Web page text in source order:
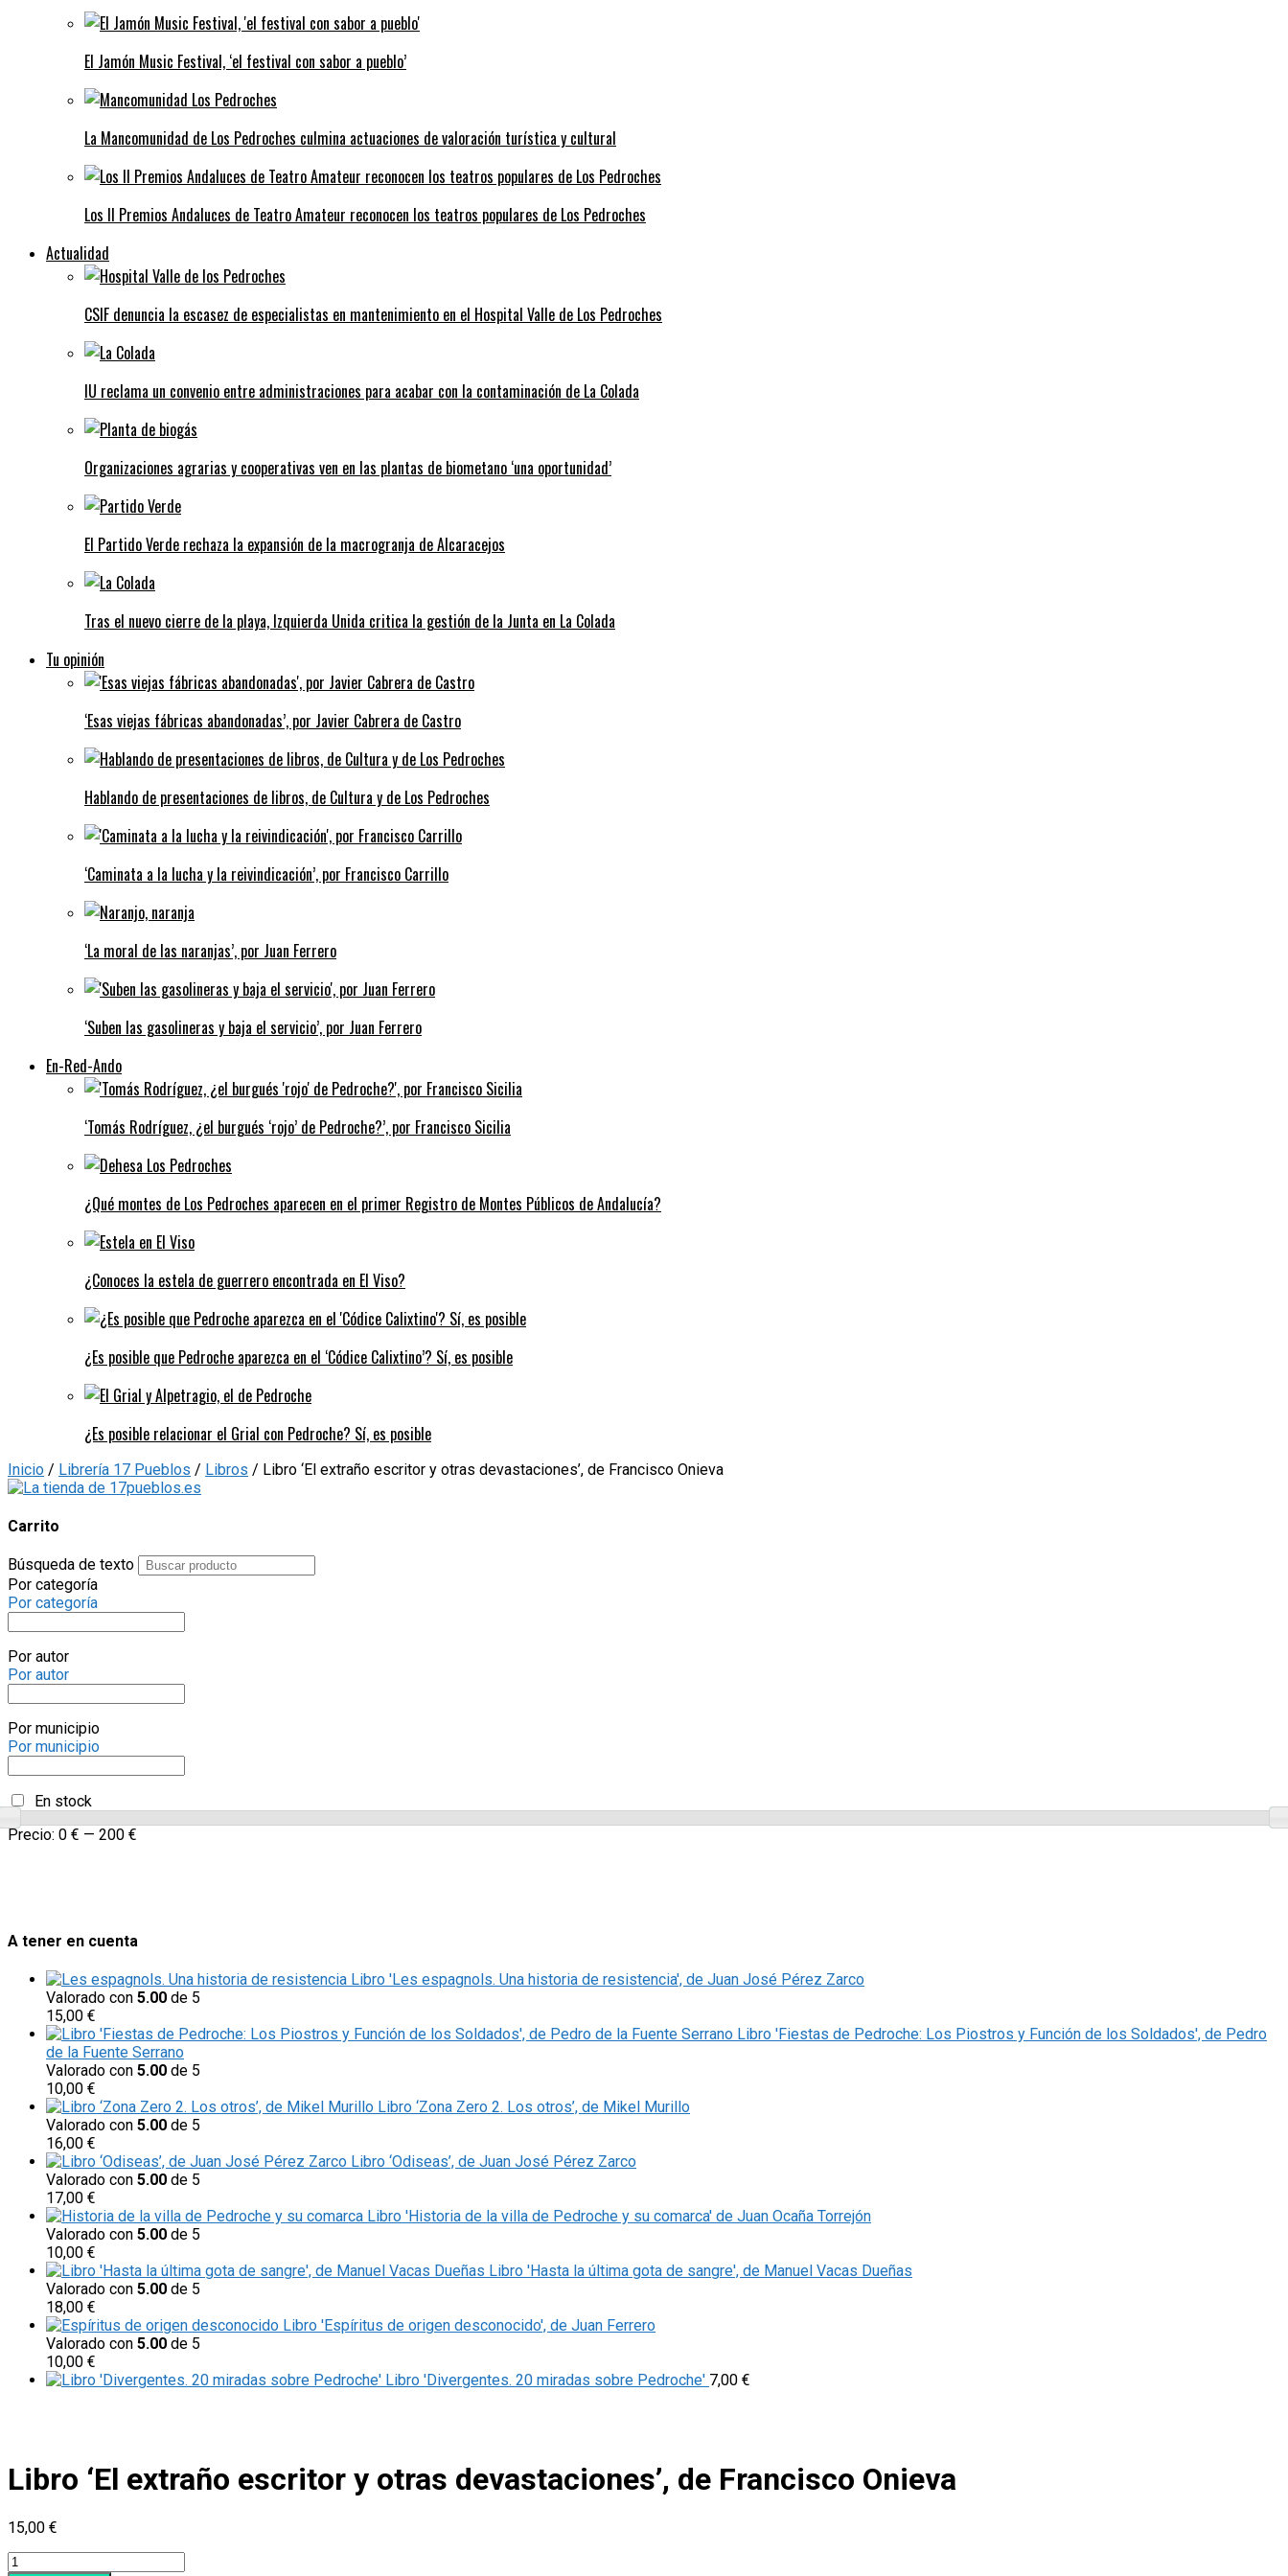
El Jamón Music Festival, ‘el festival con sabor a pueblo’
La Mancomunidad de Los Pedroches culmina actuaciones de valoración turística y cultural
Los II Premios Andaluces de Teatro Amateur reconocen los teatros populares de Los Pedroches
Actualidad
CSIF denuncia la escasez de especialistas en mantenimiento en el Hospital Valle de Los Pedroches
IU reclama un convenio entre administraciones para acabar con la contaminación de La Colada
Organizaciones agrarias y cooperativas ven en las plantas de biometano ‘una oportunidad’
El Partido Verde rechaza la expansión de la macrogranja de Alcaracejos
Tras el nuevo cierre de la playa, Izquierda Unida critica la gestión de la Junta en La Colada
Tu opinión
‘Esas viejas fábricas abandonadas’, por Javier Cabrera de Castro
Hablando de presentaciones de libros, de Cultura y de Los Pedroches
‘Caminata a la lucha y la reivindicación’, por Francisco Carrillo
‘La moral de las naranjas’, por Juan Ferrero
‘Suben las gasolineras y baja el servicio’, por Juan Ferrero
En-Red-Ando
‘Tomás Rodríguez, ¿el burgués ‘rojo’ de Pedroche?’, por Francisco Sicilia
¿Qué montes de Los Pedroches aparecen en el primer Registro de Montes Públicos de Andalucía?
¿Conoces la estela de guerrero encontrada en El Viso?
¿Es posible que Pedroche aparezca en el ‘Códice Calixtino’? Sí, es posible
¿Es posible relacionar el Grial con Pedroche? Sí, es posible
Inicio / Librería 17 Pueblos / Libros / Libro ‘El extraño escritor y otras devastaciones’, de Francisco Onieva
Carrito
Búsqueda de texto
Por categoría
Por categoría
Por autor
Por autor
Por municipio
Por municipio
En stock
Precio: 0 € — 200 €
A tener en cuenta
Libro 'Les espagnols. Una historia de resistencia', de Juan José Pérez Zarco
Valorado con 5.00 de 5
15,00 €
Libro 'Fiestas de Pedroche: Los Piostros y Función de los Soldados', de Pedro
de la Fuente Serrano
Valorado con 5.00 de 5
10,00 €
Libro ‘Zona Zero 2. Los otros’, de Mikel Murillo
Valorado con 5.00 de 5
16,00 €
Libro ‘Odiseas’, de Juan José Pérez Zarco
Valorado con 5.00 de 5
17,00 €
Libro 'Historia de la villa de Pedroche y su comarca' de Juan Ocaña Torrejón
Valorado con 5.00 de 5
10,00 €
Libro 'Hasta la última gota de sangre', de Manuel Vacas Dueñas
Valorado con 5.00 de 5
18,00 €
Libro 'Espíritus de origen desconocido', de Juan Ferrero
Valorado con 5.00 de 5
10,00 €
Libro 'Divergentes. 20 miradas sobre Pedroche' 7,00 €
Libro ‘El extraño escritor y otras devastaciones’, de Francisco Onieva
15,00 €
Libro